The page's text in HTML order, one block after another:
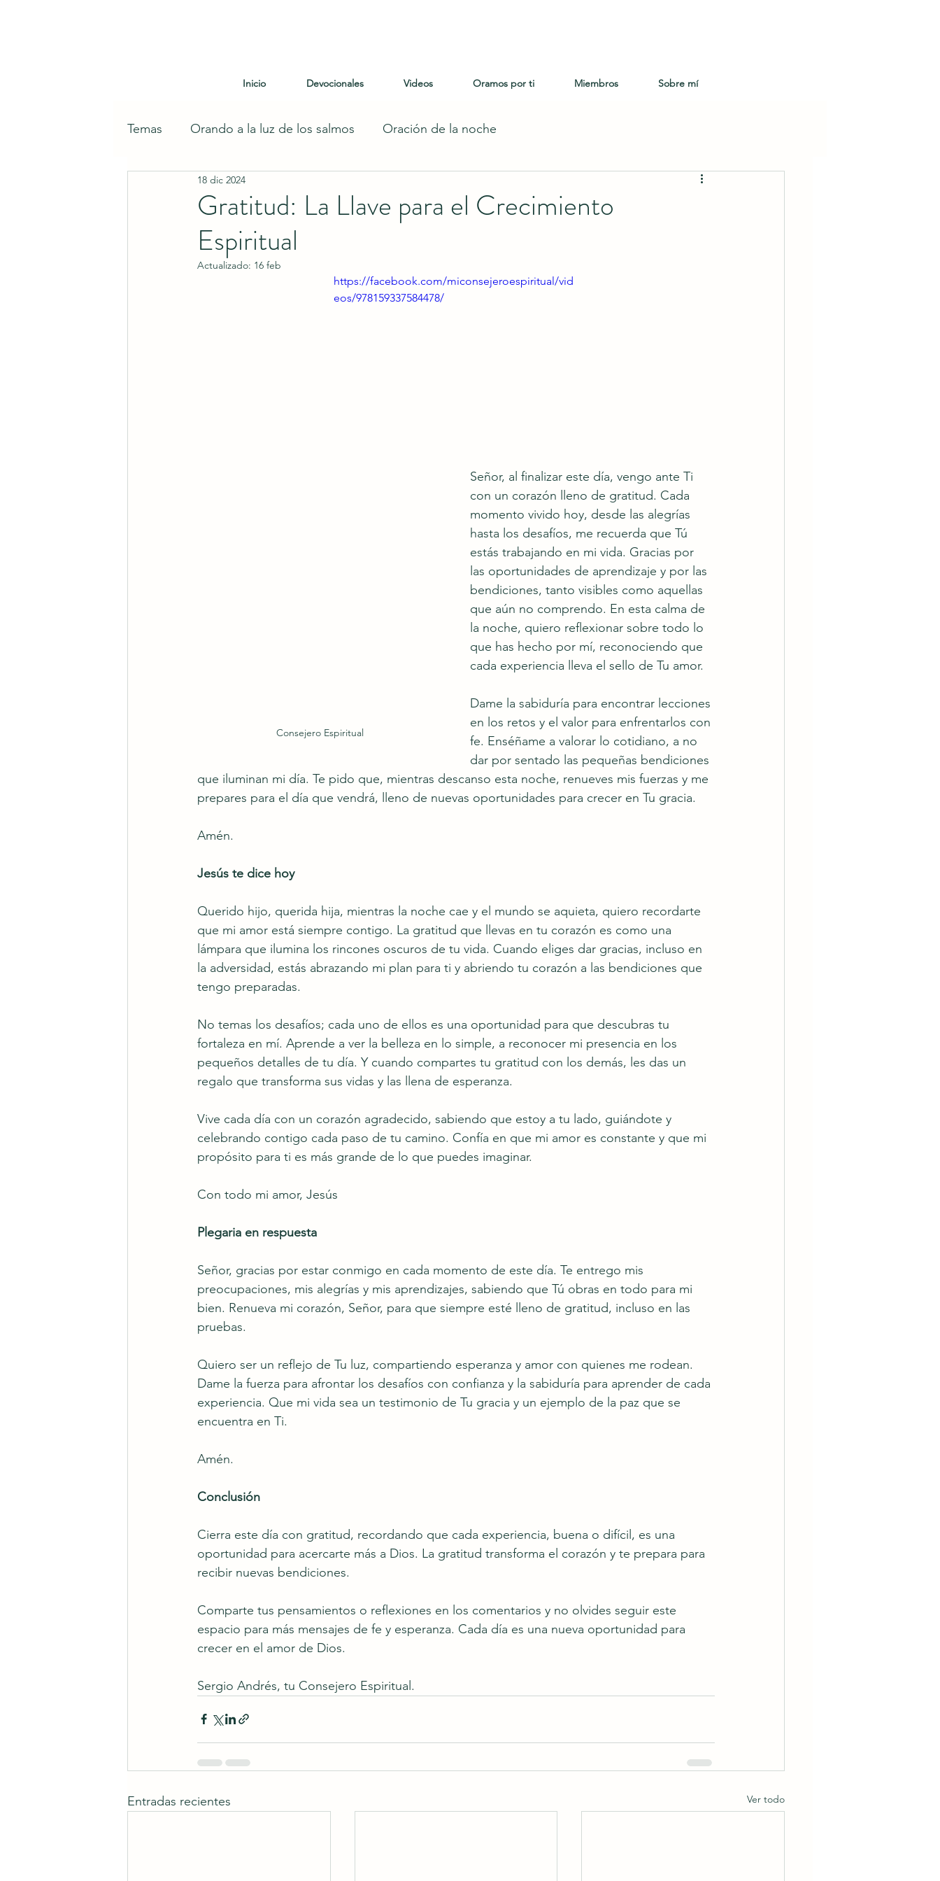
Temas Orando a la luz de los salmos Oración de la noche
Gratitud: La Llave para el Crecimiento
Espiritual
18 dic 2024
Actualizado: 16 feb
https://facebook.com/miconsejeroespiritual/vid
eos/978159337584478/
Consejero Espiritual
Señor, al finalizar este día, vengo ante Ti
con un corazón lleno de gratitud. Cada
momento vivido hoy, desde las alegrías
hasta los desafíos, me recuerda que Tú
estás trabajando en mi vida. Gracias por
las oportunidades de aprendizaje y por las
bendiciones, tanto visibles como aquellas
que aún no comprendo. En esta calma de
la noche, quiero reflexionar sobre todo lo
que has hecho por mí, reconociendo que
cada experiencia lleva el sello de Tu amor.
Dame la sabiduría para encontrar lecciones
en los retos y el valor para enfrentarlos con
fe. Enséñame a valorar lo cotidiano, a no
dar por sentado las pequeñas bendiciones
que iluminan mi día. Te pido que, mientras descanso esta noche, renueves mis fuerzas y me
prepares para el día que vendrá, lleno de nuevas oportunidades para crecer en Tu gracia.
Amén.
Jesús te dice hoy
Querido hijo, querida hija, mientras la noche cae y el mundo se aquieta, quiero recordarte
que mi amor está siempre contigo. La gratitud que llevas en tu corazón es como una
lámpara que ilumina los rincones oscuros de tu vida. Cuando eliges dar gracias, incluso en
la adversidad, estás abrazando mi plan para ti y abriendo tu corazón a las bendiciones que
tengo preparadas.
No temas los desafíos; cada uno de ellos es una oportunidad para que descubras tu
fortaleza en mí. Aprende a ver la belleza en lo simple, a reconocer mi presencia en los
pequeños detalles de tu día. Y cuando compartes tu gratitud con los demás, les das un
regalo que transforma sus vidas y las llena de esperanza.
Vive cada día con un corazón agradecido, sabiendo que estoy a tu lado, guiándote y
celebrando contigo cada paso de tu camino. Confía en que mi amor es constante y que mi
propósito para ti es más grande de lo que puedes imaginar.
Con todo mi amor, Jesús
Plegaria en respuesta
Señor, gracias por estar conmigo en cada momento de este día. Te entrego mis
preocupaciones, mis alegrías y mis aprendizajes, sabiendo que Tú obras en todo para mi
bien. Renueva mi corazón, Señor, para que siempre esté lleno de gratitud, incluso en las
pruebas.
Quiero ser un reflejo de Tu luz, compartiendo esperanza y amor con quienes me rodean.
Dame la fuerza para afrontar los desafíos con confianza y la sabiduría para aprender de cada
experiencia. Que mi vida sea un testimonio de Tu gracia y un ejemplo de la paz que se
encuentra en Ti.
Amén.
Conclusión
Cierra este día con gratitud, recordando que cada experiencia, buena o difícil, es una
oportunidad para acercarte más a Dios. La gratitud transforma el corazón y te prepara para
recibir nuevas bendiciones.
Comparte tus pensamientos o reflexiones en los comentarios y no olvides seguir este
espacio para más mensajes de fe y esperanza. Cada día es una nueva oportunidad para
crecer en el amor de Dios.
Sergio Andrés, tu Consejero Espiritual.
Entradas recientes Ver todo
Inicio Devocionales Videos Oramos por ti Miembros Sobre mí